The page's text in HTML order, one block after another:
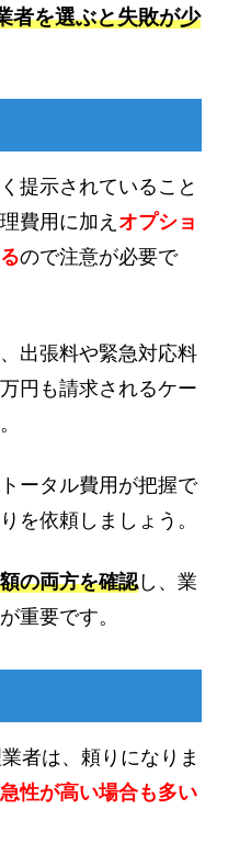
者を選ぶと失敗が少
提示されていること
費用に加え オプショ
ので注意が必要で
出張料や緊急対応料
円も請求されるケー
ータル費用が把握で
を依頼しましょう。
の両方を確認し、業
重要です。
者は、頼りになりま
性が高い場合も多い